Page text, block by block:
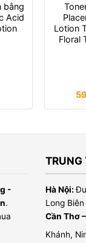
bằng
Acid
Lotion
Floral
-
.
Hà Nội:
Long
Cần Thơ
Khánh,